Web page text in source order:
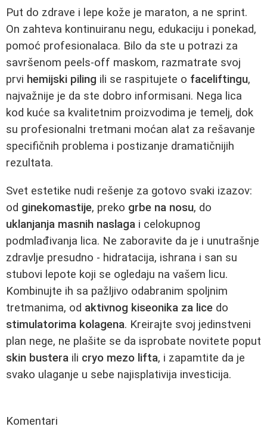
Put do zdrave i lepe kože je maraton, a ne sprint.
On zahteva kontinuiranu negu, edukaciju i ponekad,
pomoć profesionalaca. Bilo da ste u potrazi za
savršenom peels-off maskom, razmatrate svoj
prvi hemijski piling ili se raspitujete o faceliftingu,
najvažnije je da ste dobro informisani. Nega lica
kod kuće sa kvalitetnim proizvodima je temelj, dok
su profesionalni tretmani moćan alat za rešavanje
specifičnih problema i postizanje dramatičnijih
rezultata.
Svet estetike nudi rešenje za gotovo svaki izazov:
od ginekomastije, preko grbe na nosu, do
uklanjanja masnih naslaga i celokupnog
podmlađivanja lica. Ne zaboravite da je i unutrašnje
zdravlje presudno - hidratacija, ishrana i san su
stubovi lepote koji se ogledaju na vašem licu.
Kombinujte ih sa pažljivo odabranim spoljnim
tretmanima, od aktivnog kiseonika za lice do
stimulatorima kolagena. Kreirajte svoj jedinstveni
plan nege, ne plašite se da isprobate novitete poput
skin bustera ili cryo mezo lifta, i zapamtite da je
svako ulaganje u sebe najisplativija investicija.
Komentari